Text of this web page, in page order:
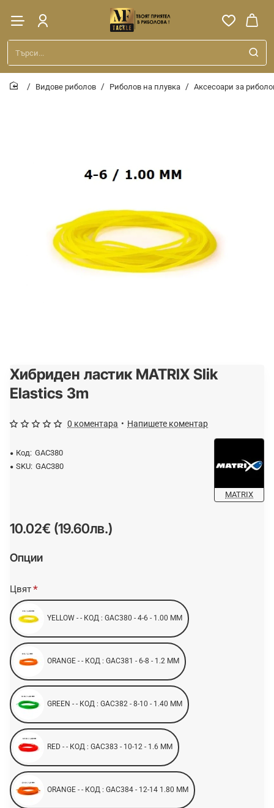
Търси...
Видове риболов Риболов на плувка Аксесоари за
Хибриден ластик MATRIX Slik
Elastics 3m
Код: GAC380
SKU: GAC380
MATRIX
0 коментара • Напишете коментар
10.02€ (19.60лв.)
Опции
Цвят
YELLOW - - КОД : GAC380 - 4-6 - 1.00 MM
ORANGE - - КОД : GAC381 - 6-8 - 1.2 MM
GREEN - - КОД : GAC382 - 8-10 - 1.40 MM
RED - - КОД : GAC383 - 10-12 - 1.6 MM
ORANGE - - КОД : GAC384 - 12-14 1.80 MM